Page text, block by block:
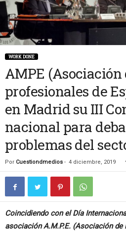
WORK DONE
AMPE (Asociación
profesionales de
en Madrid su III
nacional para
problemas del
Por Cuestiondmedios - 4 diciembre, 2019
Coincidiendo con el Día
asociación A.M.P.E. (Asociación